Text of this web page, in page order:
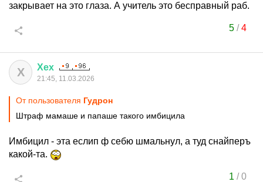
закрывает на это глаза. А учитель это бесправный раб.
5/4
Х Хех
21:45, 11.03.2026
От пользователя Гудрон
Штраф мамаше и папаше такого имбицила
Имбицил - эта еслип ф себю шмальнул, а туд снайперъ
какой-та.
1 /0